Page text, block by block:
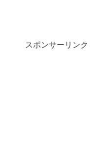
スポンサーリンク